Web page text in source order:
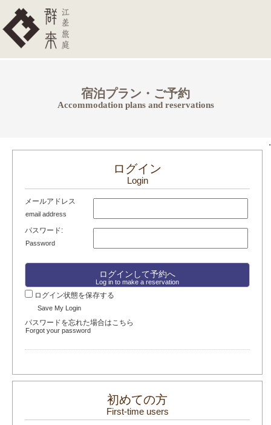
宿泊プラン・ご予約
Accommodation plans and reservations
ログイン
Login
メールアドレス
email address
パスワード:
Password
Log in to make a reservation
ログイン状態を保存する
Save My Login
パスワードを忘れた場合はこちら
Forgot your password
初めての方
First-time users
.